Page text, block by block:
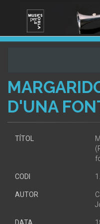
D'UNA
TÍTOL
CODI
AUTOR
DATA